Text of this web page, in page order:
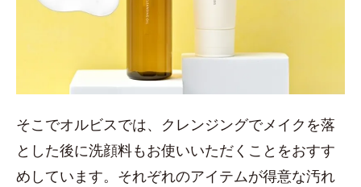
そこでオルビスでは、クレンジングでメイクを落
とした後に洗顔料もお使いいただくことをおすす
めしています。それぞれのアイテムが得意な汚れ